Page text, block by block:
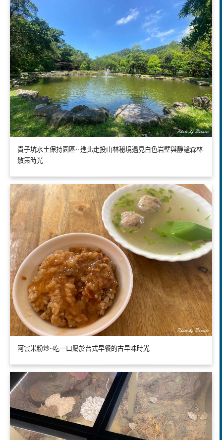
貴子坑水土保持園區~ 進北走投山林秘境遇見白色岩壁與靜謐森林
散策時光
阿雲米粉炒~吃一口屬於台式早餐的古早味時光